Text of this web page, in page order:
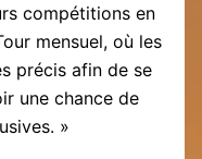
compétitions en
mensuel, où les
précis afin de se
une chance de
»